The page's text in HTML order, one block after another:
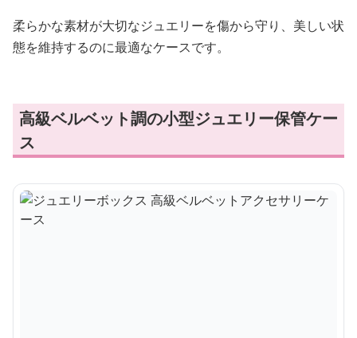
柔らかな素材が大切なジュエリーを傷から守り、美しい状
態を維持するのに最適なケースです。
高級ベルベット調の小型ジュエリー保管ケー
ス